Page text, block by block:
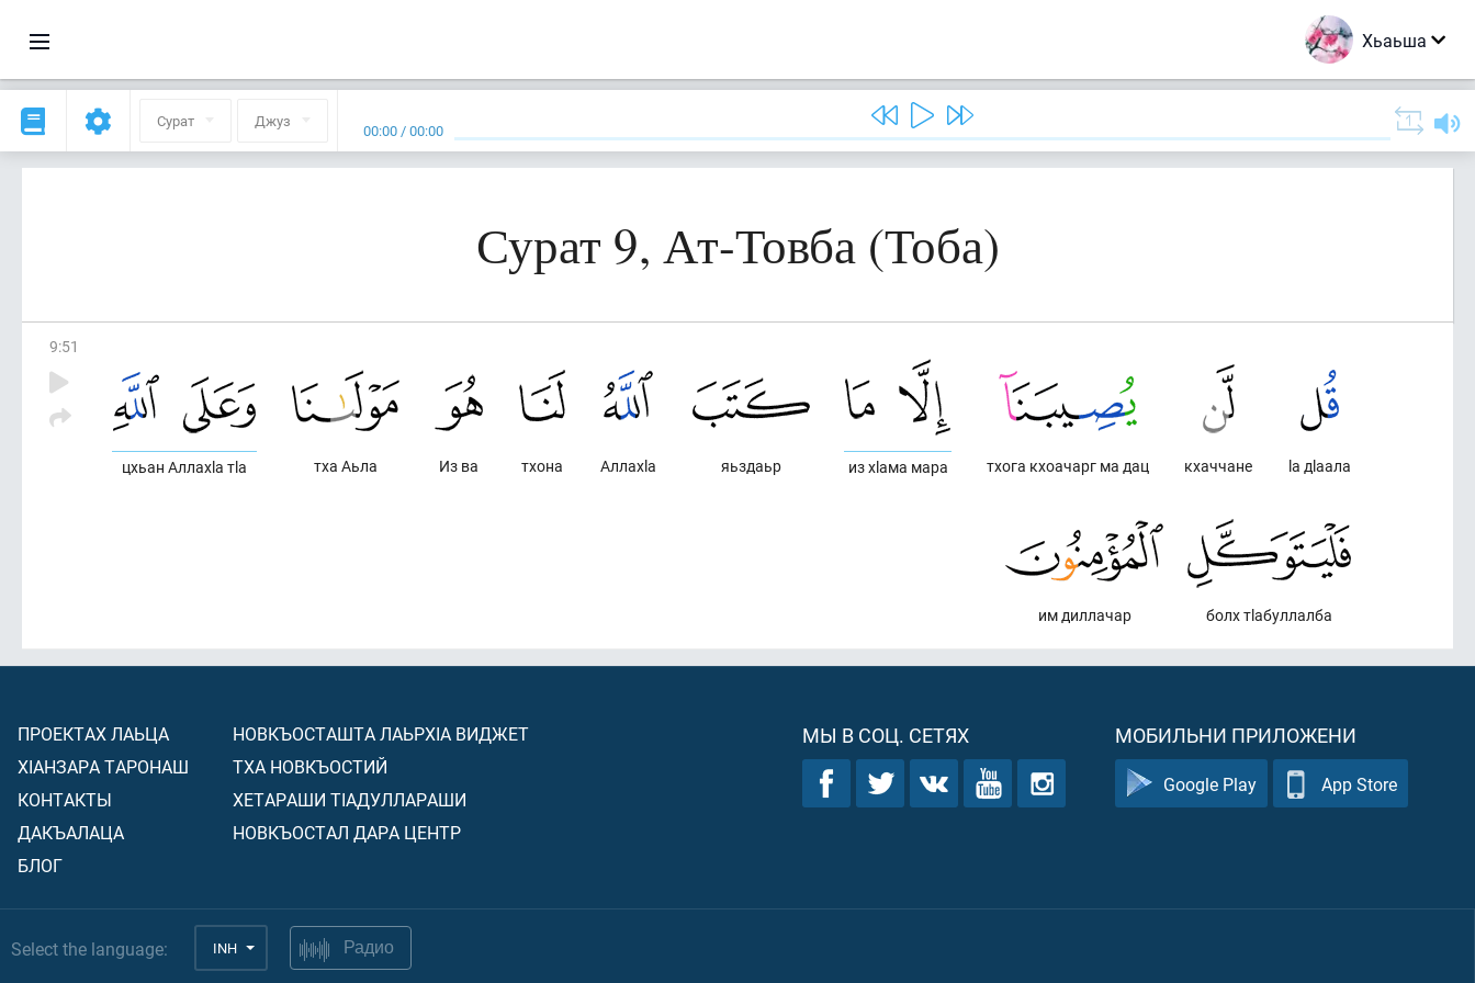
Хьаьша
Сурат Джуз 00:00 /00:00
Сурат 9, Ат-Товба (Тоба)
9:51
lа дlаала
кхаччане
тхога кхоачарг ма дац
из хlама мара
яьздаьр
Аллахlа
тхона
Из ва
тха Аьла
цхьан Аллахlа тlа
болх тlабуллалба
им диллачар
ПРОЕКТАХ ЛАЬЦА
ХIАНЗАРА ТАРОНАШ
КОНТАКТЫ
ДАКЪАЛАЦА
БЛОГ
НОВКЪОСТАШТА ЛАЬРХIА ВИДЖЕТ
ТХА НОВКЪОСТИЙ
ХЕТАРАШИ ТIАДУЛЛАРАШИ
НОВКЪОСТАЛ ДАРА ЦЕНТР
МЫ В СОЦ. СЕТЯХ МОБИЛЬНИ ПРИЛОЖЕНИ
Google Play App Store
Select the language: INH Радио